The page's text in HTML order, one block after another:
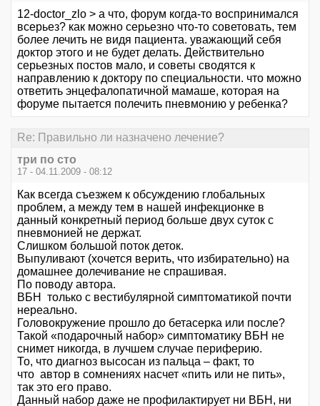
12-doctor_zlo > а что, форум когда-то воспринимался
всерьез? как можно серьезно что-то советовать, тем
более лечить не видя пациента. уважающий себя
доктор этого и не будет делать. Действительно
серьезных постов мало, и советы сводятся к
направлению к доктору по специальности. что можно
ответить энцефалопатичной мамаше, которая на
форуме пытается полечить пневмонию у ребенка?
Re: Правильно ли назначено лечение?
три по сто
17 - 04.11.2009 - 08:12
Как всегда съезжем к обсуждению глобальных
проблем, а между тем в нашей инфекционке в
данный конкретный период больше двух суток с
пневмонией не держат.
Слишком большой поток деток.
Выпуливают (хочется верить, что избирательно) на
домашнее долечивание не спрашивая.
По поводу автора.
ВБН только с вестибулярной симптоматикой почти
нереально.
Головокружение прошло до бетасерка или после?
Такой «подарочный набор» симптоматику ВБН не
снимет никогда, в лучшем случае периферию.
То, что диагноз высосан из пальца – факт, то
что автор в сомнениях насчет «пить или не пить»,
так это его право.
Данный набор даже не профилактирует ни ВБН, ни